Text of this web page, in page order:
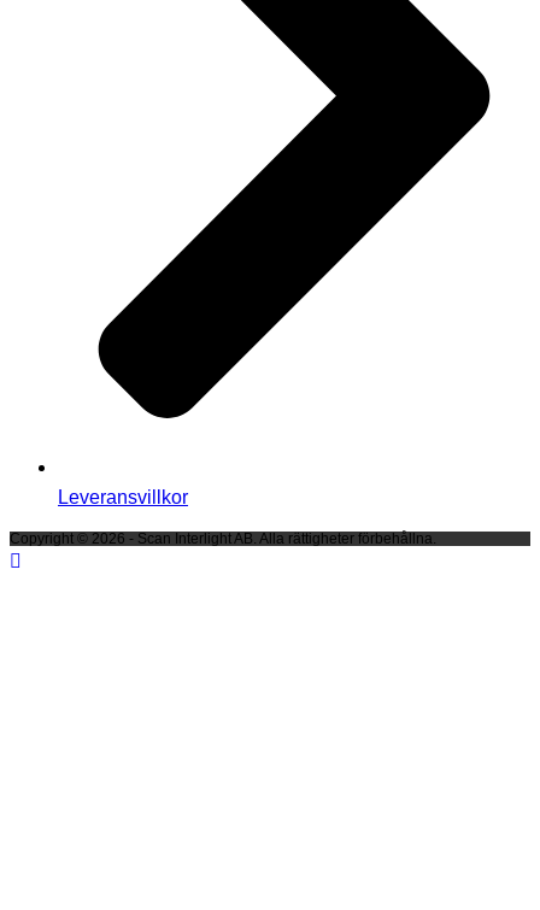
Leveransvillkor
Copyright © 2026 - Scan Interlight AB. Alla rättigheter förbehållna.